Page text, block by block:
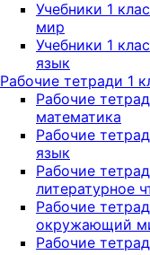
Учебники 1
мир
Учебники 1
язык
Рабочие тетради 1
Рабочие
математика
Рабочие
язык
Рабочие
литературное
Рабочие
окружающий
Рабочие